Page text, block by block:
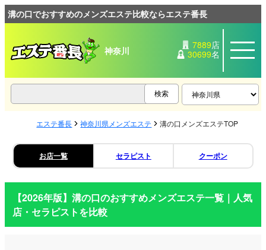
溝の口でおすすめのメンズエステ比較ならエステ番長
神奈川 7889店
30699名
エステ番長 神奈川県メンズエステ 溝の口メンズエステTOP
お店一覧 セラピスト クーポン
【2026年版】溝の口のおすすめメンズエステ一覧｜人気
店・セラピストを比較